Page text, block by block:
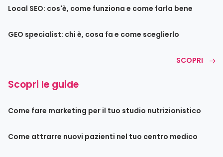
Local SEO: cos'è, come funziona e come farla bene
GEO specialist: chi è, cosa fa e come sceglierlo
SCOPRI
Scopri le guide
Come fare marketing per il tuo studio nutrizionistico
Come attrarre nuovi pazienti nel tuo centro medico